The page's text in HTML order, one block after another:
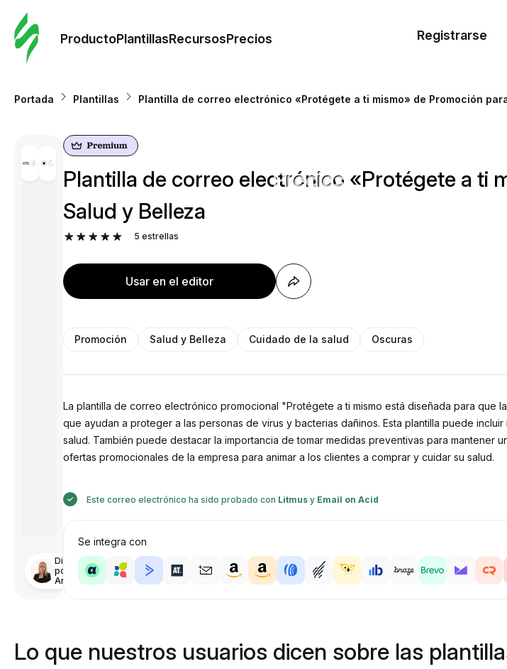
ProductoPlantillasRecursosPrecios
Precios
Registrarse
Portada Plantillas Plantilla de correo electrónico «Protégete a ti mismo» de Promoción
Diseñado
por
Anastasiia
Plantilla de correo electrónico «Protégete a ti
Salud y Belleza
5 estrellas
Usar en el editor
Promoción Salud y Belleza Cuidado de la salud Oscuras
La plantilla de correo electrónico promocional "Protégete a ti mismo está diseñada para
que ayudan a proteger a las personas de virus y bacterias dañinos. Esta plantilla puede
salud. También puede destacar la importancia de tomar medidas preventivas para
ofertas promocionales de la empresa para animar a los clientes a comprar y cuidar su salud.
Este correo electrónico ha sido probado con Litmus y Email on Acid
Se integra con
Lo que nuestros usuarios dicen sobre las